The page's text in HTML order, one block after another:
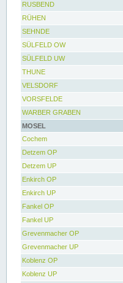
RUSBEND
RÜHEN
SEHNDE
SÜLFELD OW
SÜLFELD UW
THUNE
VELSDORF
VORSFELDE
WARBER GRABEN
MOSEL
Cochem
Detzem OP
Detzem UP
Enkirch OP
Enkirch UP
Fankel OP
Fankel UP
Grevenmacher OP
Grevenmacher UP
Koblenz OP
Koblenz UP